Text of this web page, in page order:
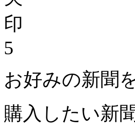
5
お好みの新聞
購入したい新